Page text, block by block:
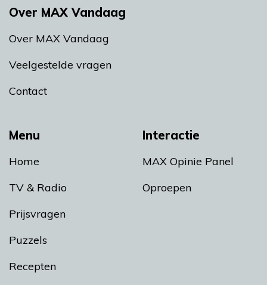
Menu
Home
TV & Radio
Prijsvragen
Puzzels
Recepten
Interactie
MAX Opinie Panel
Oproepen
Over MAX Vandaag
Over MAX Vandaag
Veelgestelde vragen
Contact